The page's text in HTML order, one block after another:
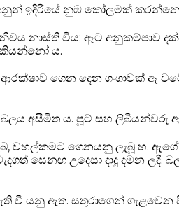
ඉදිරියේ නුඹ කෝලමක්
නාස්ති විය; ඈට අනුකම්පාව
ය.
ආරක්ෂාව ගෙන දෙන ගංගාවක් ඈ
අසීමිත ය. පූට් සහ ලිබියන්වරු
වහල්කමට ගෙනයනු ලැබූ හ.
සෙනඟ උදෙසා දාදු දමන ලදී.
වී යනු ඇත. සතුරාගෙන්